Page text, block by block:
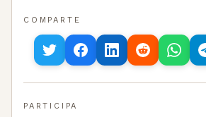
COMPARTE
PARTICIPA